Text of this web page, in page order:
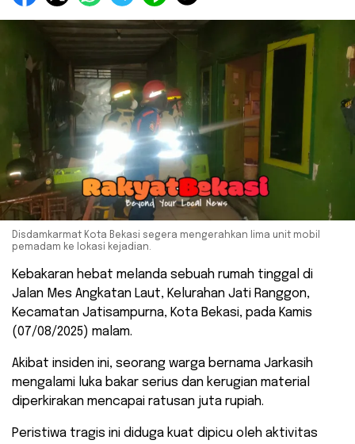
Disdamkarmat Kota Bekasi segera mengerahkan lima unit mobil
pemadam ke lokasi kejadian.
Kebakaran hebat melanda sebuah rumah tinggal di
Jalan Mes Angkatan Laut, Kelurahan Jati Ranggon,
Kecamatan Jatisampurna, Kota Bekasi, pada Kamis
(07/08/2025) malam.
Akibat insiden ini, seorang warga bernama Jarkasih
mengalami luka bakar serius dan kerugian material
diperkirakan mencapai ratusan juta rupiah.
Peristiwa tragis ini diduga kuat dipicu oleh aktivitas